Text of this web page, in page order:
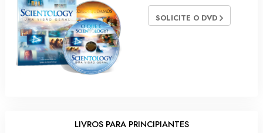
SOLICITE O DVD
LIVROS PARA PRINCIPIANTES